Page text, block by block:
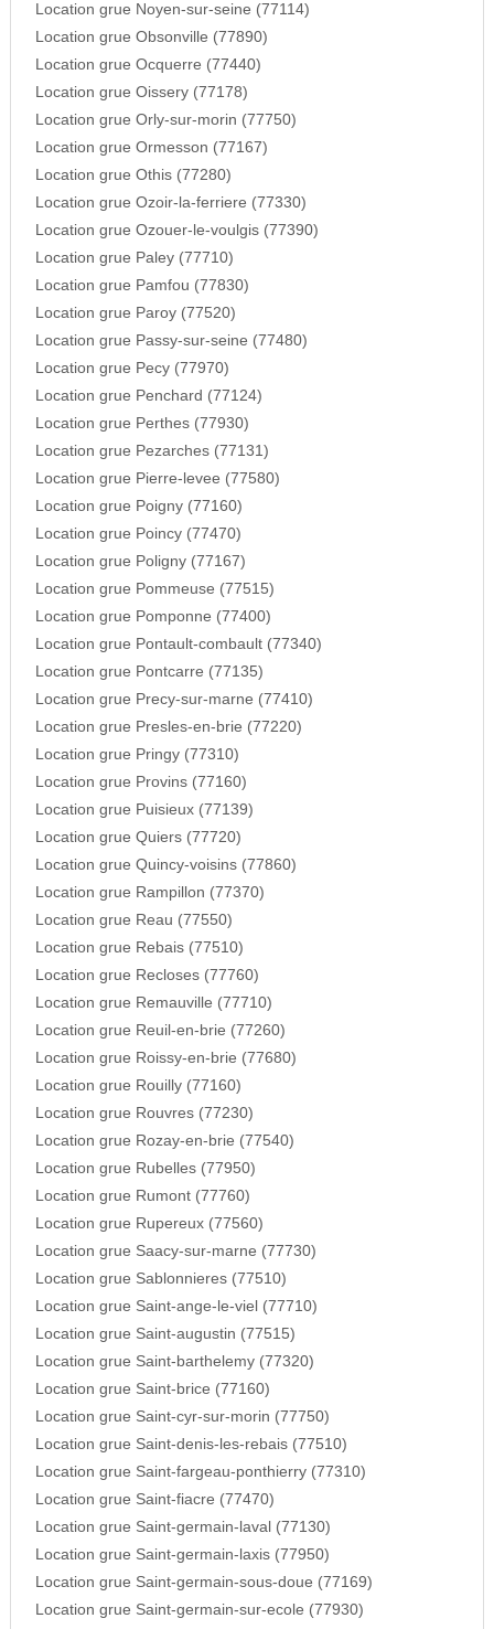
Location grue Noyen-sur-seine (77114)
Location grue Obsonville (77890)
Location grue Ocquerre (77440)
Location grue Oissery (77178)
Location grue Orly-sur-morin (77750)
Location grue Ormesson (77167)
Location grue Othis (77280)
Location grue Ozoir-la-ferriere (77330)
Location grue Ozouer-le-voulgis (77390)
Location grue Paley (77710)
Location grue Pamfou (77830)
Location grue Paroy (77520)
Location grue Passy-sur-seine (77480)
Location grue Pecy (77970)
Location grue Penchard (77124)
Location grue Perthes (77930)
Location grue Pezarches (77131)
Location grue Pierre-levee (77580)
Location grue Poigny (77160)
Location grue Poincy (77470)
Location grue Poligny (77167)
Location grue Pommeuse (77515)
Location grue Pomponne (77400)
Location grue Pontault-combault (77340)
Location grue Pontcarre (77135)
Location grue Precy-sur-marne (77410)
Location grue Presles-en-brie (77220)
Location grue Pringy (77310)
Location grue Provins (77160)
Location grue Puisieux (77139)
Location grue Quiers (77720)
Location grue Quincy-voisins (77860)
Location grue Rampillon (77370)
Location grue Reau (77550)
Location grue Rebais (77510)
Location grue Recloses (77760)
Location grue Remauville (77710)
Location grue Reuil-en-brie (77260)
Location grue Roissy-en-brie (77680)
Location grue Rouilly (77160)
Location grue Rouvres (77230)
Location grue Rozay-en-brie (77540)
Location grue Rubelles (77950)
Location grue Rumont (77760)
Location grue Rupereux (77560)
Location grue Saacy-sur-marne (77730)
Location grue Sablonnieres (77510)
Location grue Saint-ange-le-viel (77710)
Location grue Saint-augustin (77515)
Location grue Saint-barthelemy (77320)
Location grue Saint-brice (77160)
Location grue Saint-cyr-sur-morin (77750)
Location grue Saint-denis-les-rebais (77510)
Location grue Saint-fargeau-ponthierry (77310)
Location grue Saint-fiacre (77470)
Location grue Saint-germain-laval (77130)
Location grue Saint-germain-laxis (77950)
Location grue Saint-germain-sous-doue (77169)
Location grue Saint-germain-sur-ecole (77930)